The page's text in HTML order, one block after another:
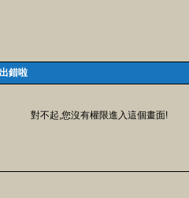
出錯啦
對不起,您沒有權限進入這個畫面!